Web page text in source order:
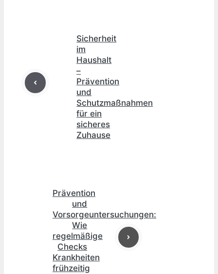
Sicherheit
im
Haushalt
–
Prävention
und
Schutzmaßnahmen
für ein
sicheres
Zuhause
Prävention
und
Vorsorgeuntersuchungen:
Wie
regelmäßige
Checks
Krankheiten
frühzeitig